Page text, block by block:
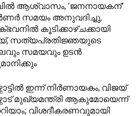
ആശ്വാസം, ‘ജനനായകന്’
സമയം അനുവദിച്ചു,
കൂടിക്കാഴ്ചക്കായി
സത്യപ്രതിജ്ഞയുടെ
സമയവും ഉടൻ
ഇന്ന് നിർണായകം, വിജയ്
മുഖ്യമന്ത്രി ആകുമോയെന്ന്
വിശദീകരണവുമായി